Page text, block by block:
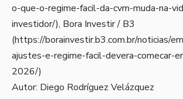
o-que-o-regime-facil-da-cvm-muda-na-
investidor/), Bora Investir / B3
(https://borainvestir.b3.com.br/noticias/
ajustes-e-regime-facil-devera-comecar-
2026/)
Autor: Diego Rodríguez Velázquez